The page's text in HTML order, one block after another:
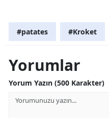
#patates #Kroket
Yorumlar
Yorum Yazın (500 Karakter)